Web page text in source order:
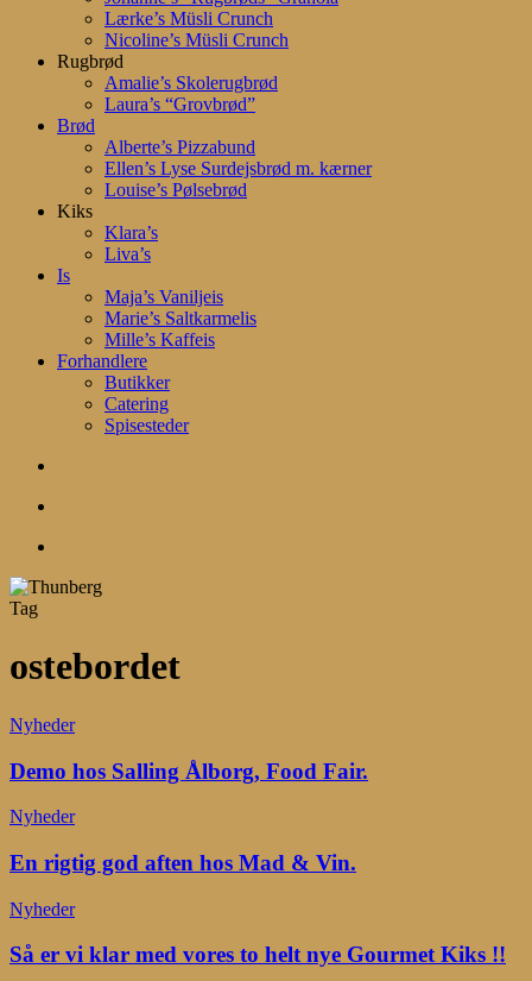
Lærke’s Müsli Crunch
Nicoline’s Müsli Crunch
Rugbrød
Amalie’s Skolerugbrød
Laura’s “Grovbrød”
Brød
Alberte’s Pizzabund
Ellen’s Lyse Surdejsbrød m. kærner
Louise’s Pølsebrød
Kiks
Klara’s
Liva’s
Is
Maja’s Vaniljeis
Marie’s Saltkarmelis
Mille’s Kaffeis
Forhandlere
Butikker
Catering
Spisesteder
Tag
ostebordet
Demo
Salling
Ålborg,
Food
Fair.
Nyheder
Demo hos Salling Ålborg, Food Fair.
En
god
aften
hos
Mad
&
Vin.
Nyheder
En rigtig god aften hos Mad & Vin.
Så
vi
Nyheder
Så er vi klar med vores to helt nye Gourmet Kiks !!